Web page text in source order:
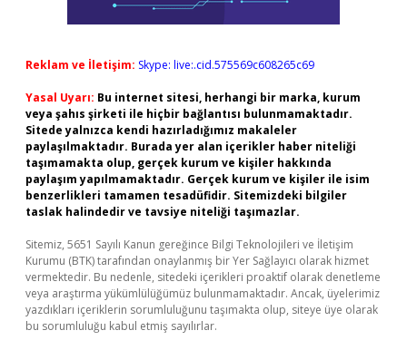
Reklam ve İletişim: Skype: live:.cid.575569c608265c69
Yasal Uyarı: Bu internet sitesi, herhangi bir marka, kurum
veya şahıs şirketi ile hiçbir bağlantısı bulunmamaktadır.
Sitede yalnızca kendi hazırladığımız makaleler
paylaşılmaktadır. Burada yer alan içerikler haber niteliği
taşımamakta olup, gerçek kurum ve kişiler hakkında
paylaşım yapılmamaktadır. Gerçek kurum ve kişiler ile isim
benzerlikleri tamamen tesadüfidir. Sitemizdeki bilgiler
taslak halindedir ve tavsiye niteliği taşımazlar.
Sitemiz, 5651 Sayılı Kanun gereğince Bilgi Teknolojileri ve İletişim
Kurumu (BTK) tarafından onaylanmış bir Yer Sağlayıcı olarak hizmet
vermektedir. Bu nedenle, sitedeki içerikleri proaktif olarak denetleme
veya araştırma yükümlülüğümüz bulunmamaktadır. Ancak, üyelerimiz
yazdıkları içeriklerin sorumluluğunu taşımakta olup, siteye üye olarak
bu sorumluluğu kabul etmiş sayılırlar.